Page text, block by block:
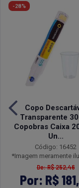
-28%
Copo
Transparente
Copobras Caixa
Un...
Código: 16452
*Imagem meramente
De: R$ 252,46
Por: R$